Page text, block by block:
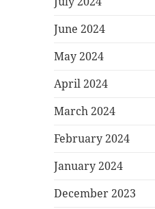
June 2024
May 2024
April 2024
March 2024
February 2024
January 2024
December 2023